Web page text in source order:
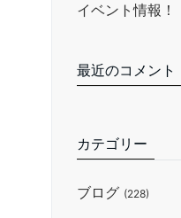
イベント情報！
最近のコメント
カテゴリー
ブログ (228)